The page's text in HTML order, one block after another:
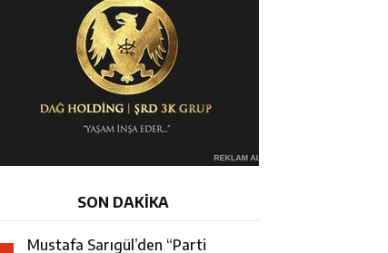
SON DAKİKA
Mustafa Sarıgül’den “Parti